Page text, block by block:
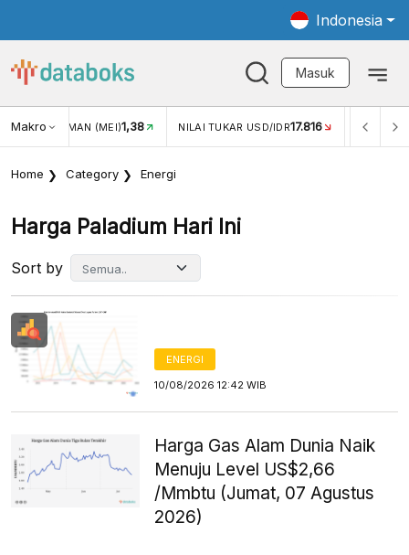
Indonesia
Masuk
MakroWISMAN (MEI) 1,38 NILAI TUKAR USD/IDR 17.816 INFLASI
Home Category Energi
Harga Paladium Hari Ini
Sort by
ENERGI
10/08/2026 12:42 WIB
Harga Gas Alam Dunia Naik
Menuju Level US$2,66
/Mmbtu (Jumat, 07 Agustus
2026)